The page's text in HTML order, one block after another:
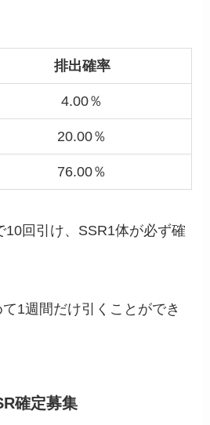
排出確率
4.00％
20.00％
76.00％
10回引け、SSR1体が必ず確
1週間だけ引くことができ
確定募集